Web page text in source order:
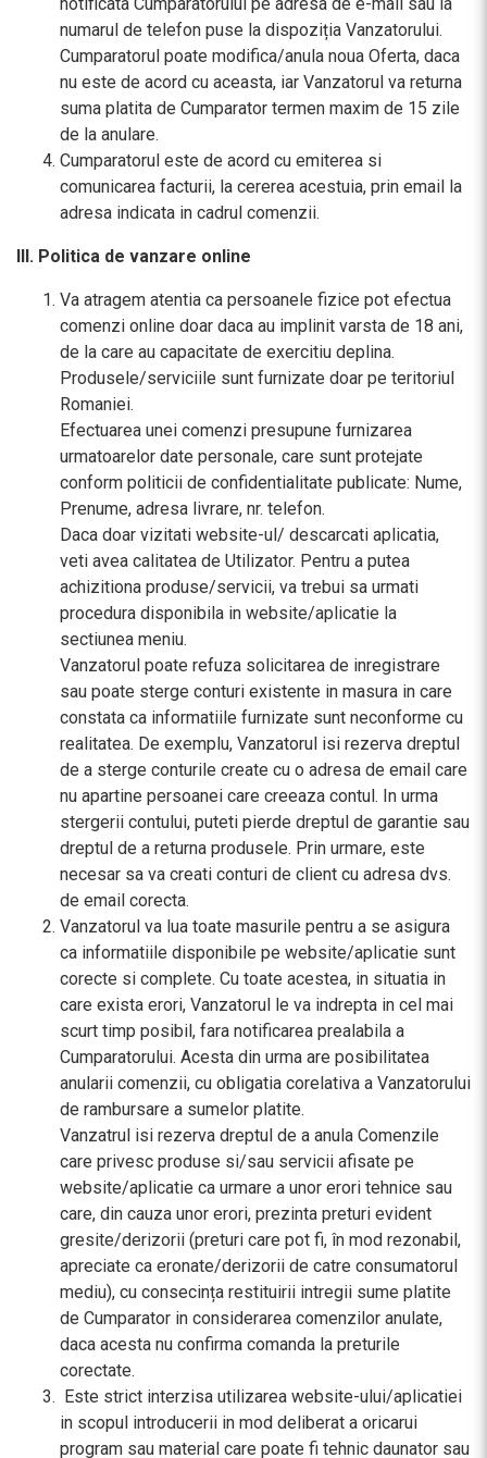
numarul de telefon puse la dispoziția Vanzatorului.
Cumparatorul poate modifica/anula noua Oferta, daca
nu este de acord cu aceasta, iar Vanzatorul va returna
suma platita de Cumparator termen maxim de 15 zile
de la anulare.
Cumparatorul este de acord cu emiterea si
comunicarea facturii, la cererea acestuia, prin email la
adresa indicata in cadrul comenzii.
III. Politica de vanzare online
Va atragem atentia ca persoanele fizice pot efectua
comenzi online doar daca au implinit varsta de 18 ani,
de la care au capacitate de exercitiu deplina.
Produsele/serviciile sunt furnizate doar pe teritoriul
Romaniei.
Efectuarea unei comenzi presupune furnizarea
urmatoarelor date personale, care sunt protejate
conform politicii de confidentialitate publicate: Nume,
Prenume, adresa livrare, nr. telefon.
Daca doar vizitati website-ul/ descarcati aplicatia,
veti avea calitatea de Utilizator. Pentru a putea
achizitiona produse/servicii, va trebui sa urmati
procedura disponibila in website/aplicatie la
sectiunea meniu.
Vanzatorul poate refuza solicitarea de inregistrare
sau poate sterge conturi existente in masura in care
constata ca informatiile furnizate sunt neconforme cu
realitatea. De exemplu, Vanzatorul isi rezerva dreptul
de a sterge conturile create cu o adresa de email care
nu apartine persoanei care creeaza contul. In urma
stergerii contului, puteti pierde dreptul de garantie sau
dreptul de a returna produsele. Prin urmare, este
necesar sa va creati conturi de client cu adresa dvs.
de email corecta.
Vanzatorul va lua toate masurile pentru a se asigura
ca informatiile disponibile pe website/aplicatie sunt
corecte si complete. Cu toate acestea, in situatia in
care exista erori, Vanzatorul le va indrepta in cel mai
scurt timp posibil, fara notificarea prealabila a
Cumparatorului. Acesta din urma are posibilitatea
anularii comenzii, cu obligatia corelativa a Vanzatorului
de rambursare a sumelor platite.
Vanzatrul isi rezerva dreptul de a anula Comenzile
care privesc produse si/sau servicii afisate pe
website/aplicatie ca urmare a unor erori tehnice sau
care, din cauza unor erori, prezinta preturi evident
gresite/derizorii (preturi care pot fi, în mod rezonabil,
apreciate ca eronate/derizorii de catre consumatorul
mediu), cu consecința restituirii intregii sume platite
de Cumparator in considerarea comenzilor anulate,
daca acesta nu confirma comanda la preturile
corectate.
Este strict interzisa utilizarea website-ului/aplicatiei
in scopul introducerii in mod deliberat a oricarui
program sau material care poate fi tehnic daunator sau